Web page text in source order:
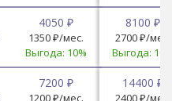
4050 ₽
1350 ₽/мес.
Выгода: 10%
8100 ₽
2700 ₽/мес.
Выгода:
7200 ₽
1200 ₽/мес.
14400 ₽
2400 ₽/мес.